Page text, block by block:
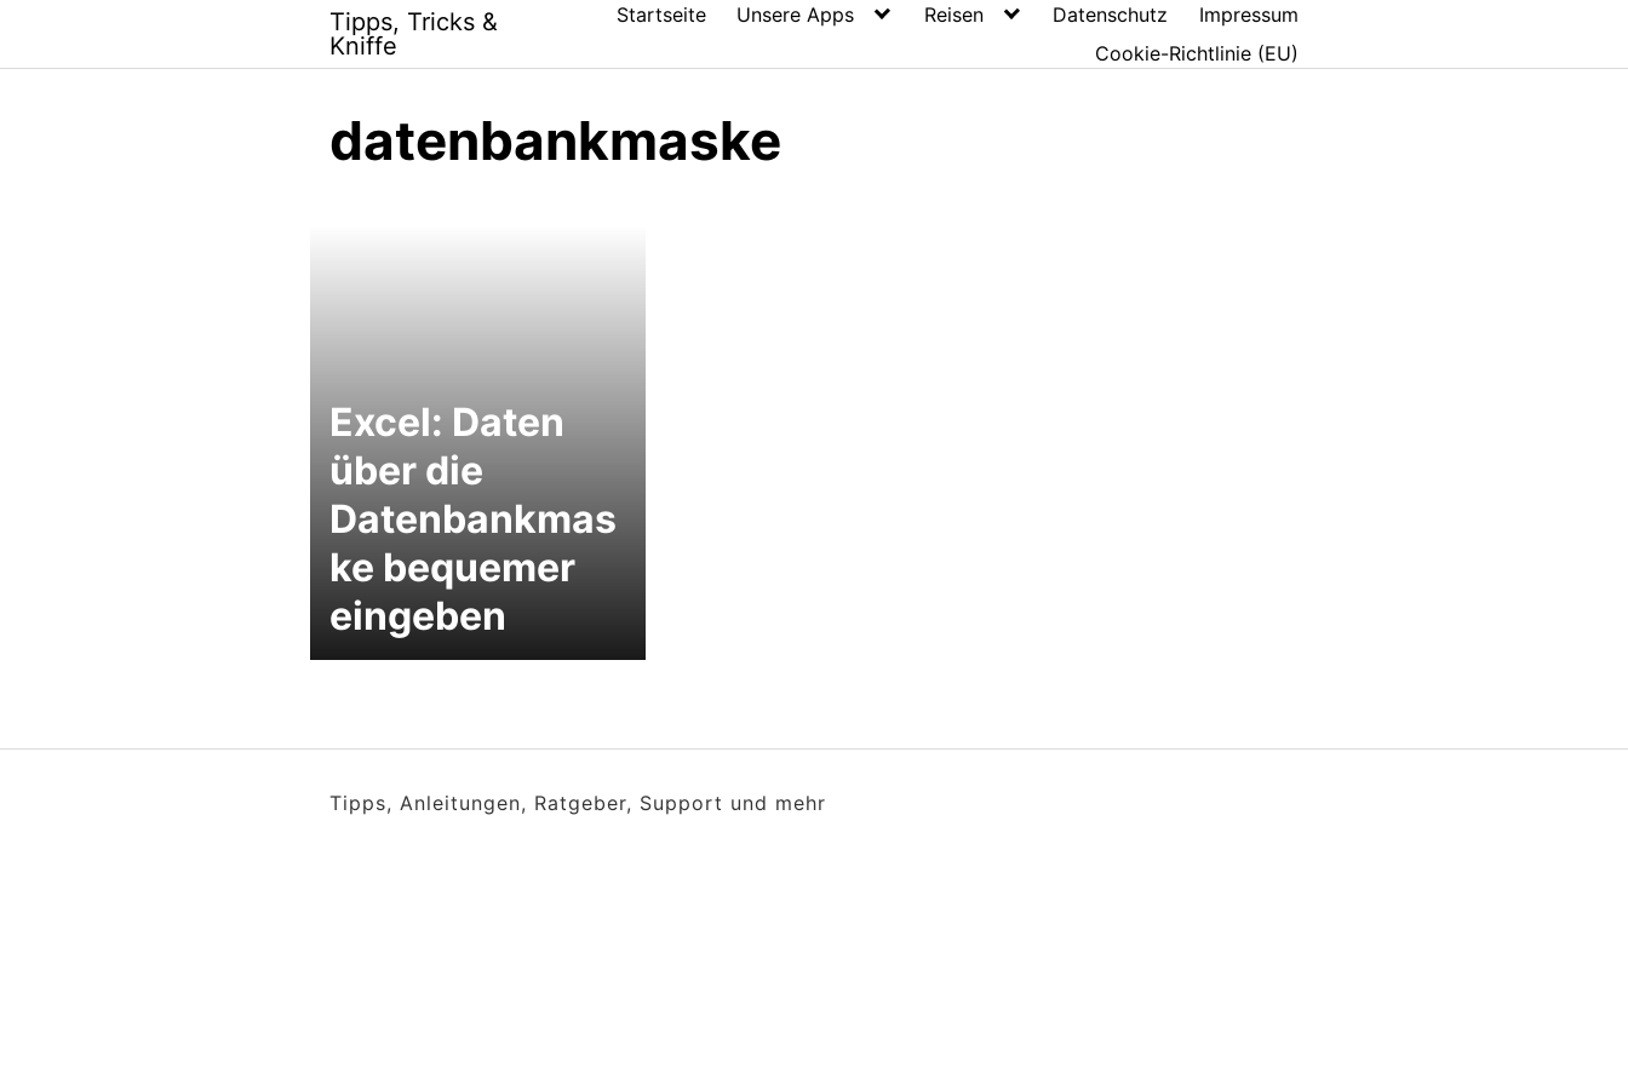
content
Tipps, Tricks &
Kniffe
Startseite Unsere Apps Reisen Datenschutz
Impressum
Cookie-Richtlinie (EU)
datenbankmaske
Excel: Daten
über die
Datenbankmas
ke bequemer
eingeben
Tipps, Anleitungen, Ratgeber, Support und mehr